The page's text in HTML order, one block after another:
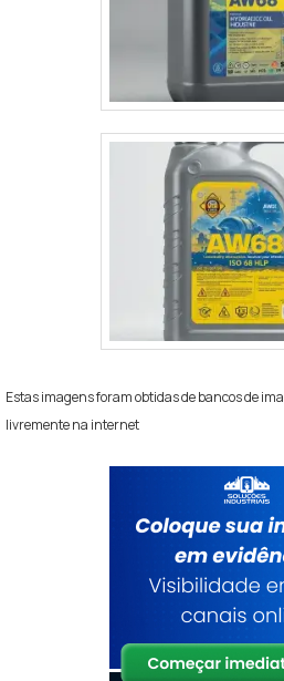
Estas imagens foram obtidas de bancos de
livremente na internet